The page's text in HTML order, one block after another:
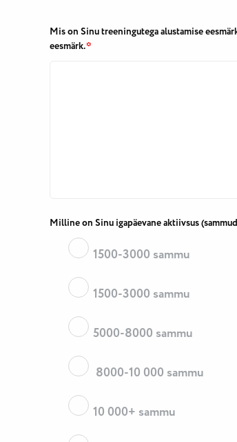
Mis on Sinu treeningutega alustamise
eesmärk.*
Milline on Sinu igapäevane aktiivsus
1500-3000 sammu
1500-3000 sammu
5000-8000 sammu
8000-10 000 sammu
10 000+ sammu